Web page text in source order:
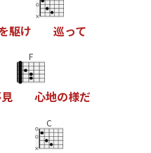
駆け 巡って
見
F
心地の様だ
C